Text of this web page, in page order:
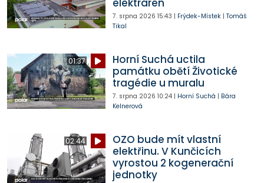
7. srpna 2026 15:43 | Frýdek-Místek| Tomáš
Tikal
01:37
Horní Suchá uctila
památku obětí Životické
tragédie u muralu
7. srpna 2026 10:24| Horní Suchá | Bára
Kelnerová
02:44
OZO bude mít vlastní
elektřinu. V Kunčicích
vyrostou 2 kogenerační
jednotky